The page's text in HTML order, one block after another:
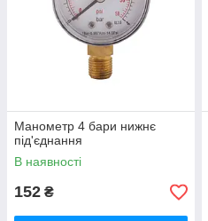
Манометр 4 бари нижнє
під'єднання
В наявності
152 ₴